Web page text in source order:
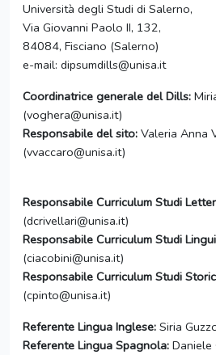
Università degli Studi di Salerno,
Via Giovanni Paolo II, 132,
84084, Fisciano (Salerno)
e-mail: dipsumdills@unisa.it
Coordinatrice generale del Dills:
(voghera@unisa.it)
Responsabile del sito: Valeria Anna
(vvaccaro@unisa.it)
Responsabile Curriculum Studi
(dcrivellari@unisa.it)
Responsabile Curriculum Studi
(ciacobini@unisa.it)
Responsabile Curriculum Studi
(cpinto@unisa.it)
Referente Lingua Inglese: Siria
Referente Lingua Spagnola: Daniele